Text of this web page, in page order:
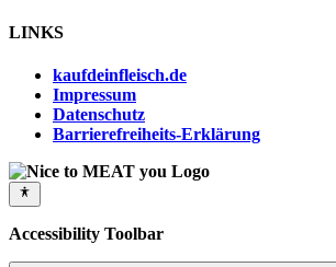
LINKS
kaufdeinfleisch.de
Impressum
Datenschutz
Barrierefreiheits-Erklärung
Accessibility Toolbar